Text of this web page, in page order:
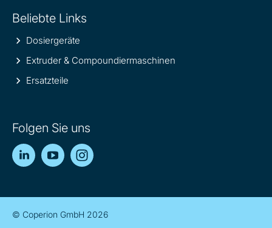
Beliebte Links
Dosiergeräte
Extruder & Compoundiermaschinen
Ersatzteile
Folgen Sie uns
LinkedInYouTube
© Coperion GmbH 2026